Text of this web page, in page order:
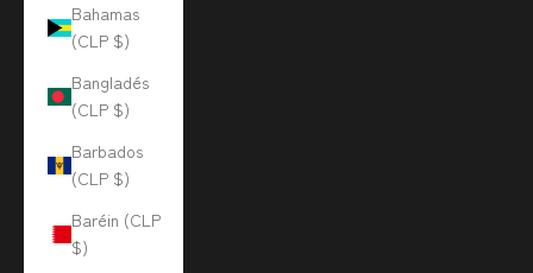
Bahamas
(CLP $)
Bangladés
(CLP $)
Barbados
(CLP $)
Baréin (CLP
$)